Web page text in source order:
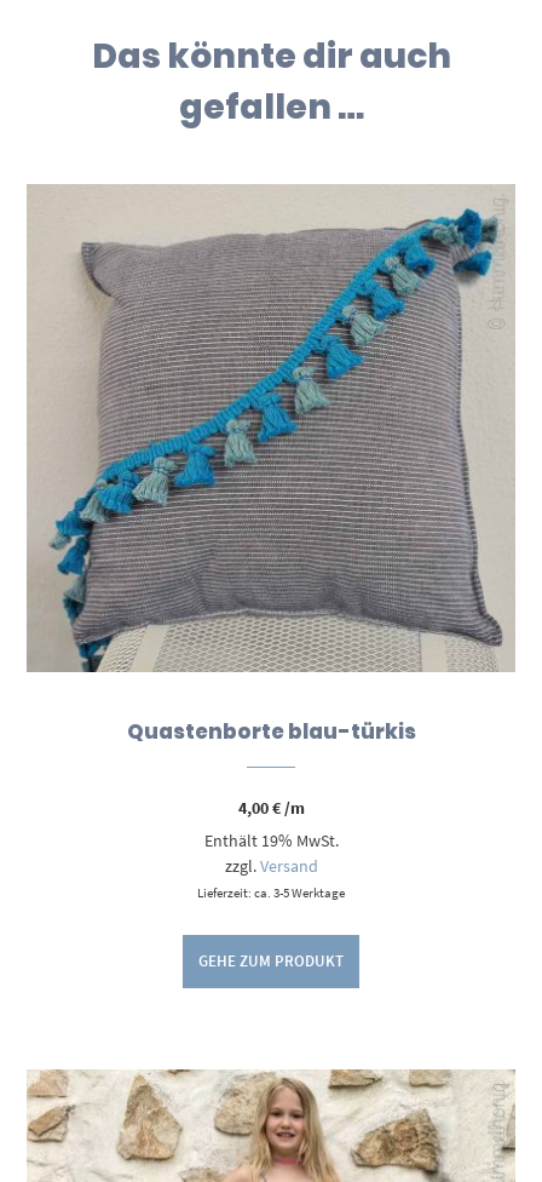
Das könnte dir auch
gefallen …
Quastenborte blau-türkis
4,00€/m
Enthält 19% MwSt.
zzgl.Versand
Lieferzeit: ca. 3-5 Werktage
GEHE ZUM PRODUKT